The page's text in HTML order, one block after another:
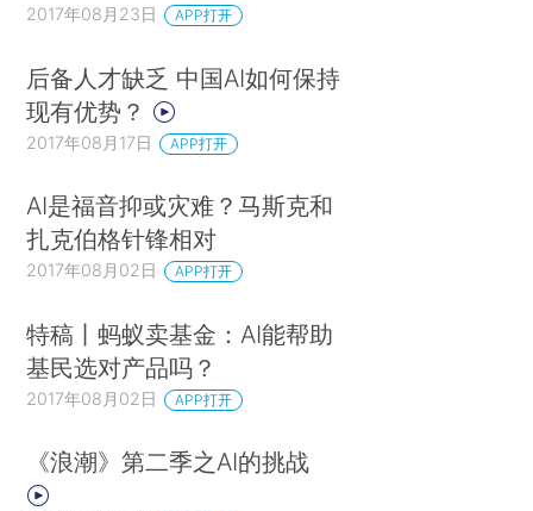
2017年08月23日 APP打开
后备人才缺乏 中国AI如何保持
现有优势？
2017年08月17日 APP打开
AI是福音抑或灾难？马斯克和
扎克伯格针锋相对
2017年08月02日 APP打开
特稿丨蚂蚁卖基金：AI能帮助
基民选对产品吗？
2017年08月02日 APP打开
《浪潮》第二季之AI的挑战